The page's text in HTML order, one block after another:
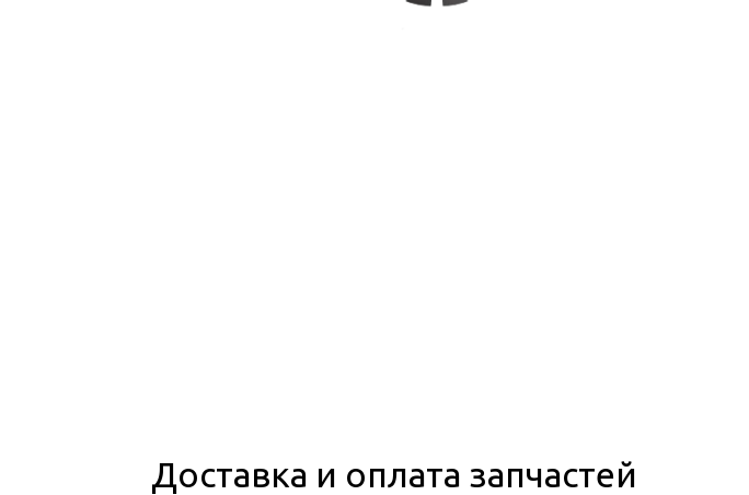
Доставка и оплата запчастей